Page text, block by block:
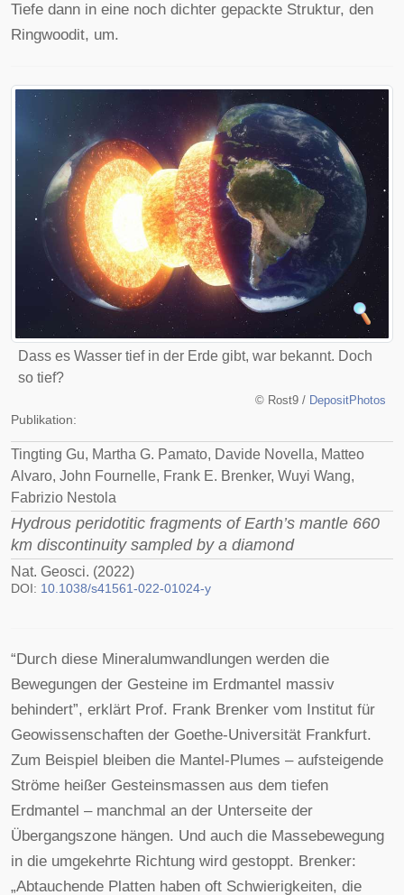
Tiefe dann in eine noch dichter gepackte Struktur, den
Ringwoodit, um.
Dass es Wasser tief in der Erde gibt, war bekannt. Doch
so tief?
© Rost9 / DepositPhotos
Publikation:
Tingting Gu, Martha G. Pamato, Davide Novella, Matteo
Alvaro, John Fournelle, Frank E. Brenker, Wuyi Wang,
Fabrizio Nestola
Hydrous peridotitic fragments of Earth’s mantle 660
km discontinuity sampled by a diamond
Nat. Geosci. (2022)
DOI: 10.1038/s41561-022-01024-y
“Durch diese Mineralumwandlungen werden die
Bewegungen der Gesteine im Erdmantel massiv
behindert”, erklärt Prof. Frank Brenker vom Institut für
Geowissenschaften der Goethe-Universität Frankfurt.
Zum Beispiel bleiben die Mantel-Plumes – aufsteigende
Ströme heißer Gesteinsmassen aus dem tiefen
Erdmantel – manchmal an der Unterseite der
Übergangszone hängen. Und auch die Massebewegung
in die umgekehrte Richtung wird gestoppt. Brenker:
„Abtauchende Platten haben oft Schwierigkeiten, die